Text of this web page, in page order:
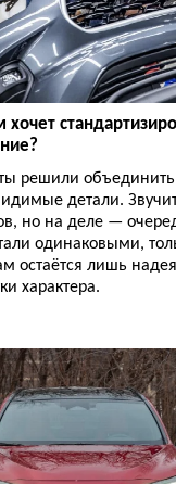
решили
детали.
но на деле —
одинаковыми,
остаётся лишь
характера.